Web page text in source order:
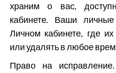
храним о вас,
кабинете. Ваши
Личном кабинете, где
или удалять в любое
Право на